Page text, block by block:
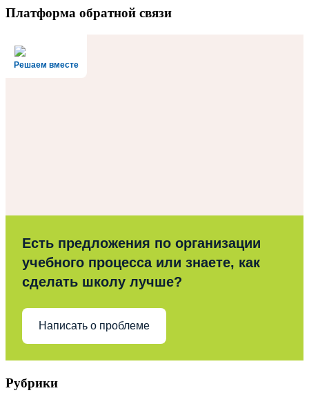
Платформа обратной связи
Решаем вместе
Есть предложения по организации
учебного процесса или знаете, как
сделать школу лучше?
Написать о проблеме
Рубрики